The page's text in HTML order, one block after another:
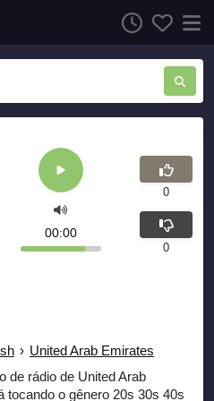
› United Arab Emirates
de rádio de United Arab
tocando o gênero 20s 30s 40s
00:00
0
0